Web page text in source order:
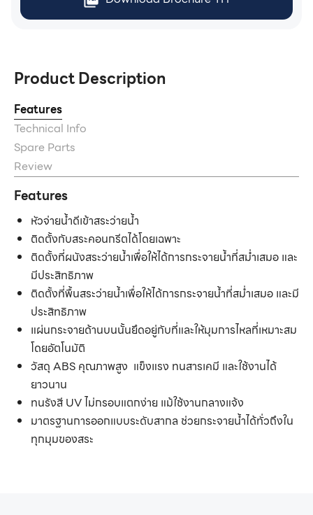
Product Description
Features
Technical Info
Spare Parts
Review
Features
หัวจ่ายน้ำดีเข้าสระว่ายน้ำ
ติดตั้งกับสระคอนกรีตได้โดยเฉพาะ
ติดตั้งที่ผนังสระว่ายน้ำเพื่อให้ได้การกระจายน้ำที่สม่ำเสมอ และ
มีประสิทธิภาพ
ติดตั้งที่พื้นสระว่ายน้ำเพื่อให้ได้การกระจายน้ำที่สม่ำเสมอ และมี
ประสิทธิภาพ
แผ่นกระจายด้านบนนั้นยึดอยู่กับที่และให้มุมการไหลที่เหมาะสม
โดยอัตโนมัติ
วัสดุ ABS คุณภาพสูง แข็งแรง ทนสารเคมี และใช้งานได้
ยาวนาน
ทนรังสี UV ไม่กรอบแตกง่าย แม้ใช้งานกลางแจ้ง
มาตรฐานการออกแบบระดับสากล ช่วยกระจายน้ำได้ทั่วถึงใน
ทุกมุมของสระ